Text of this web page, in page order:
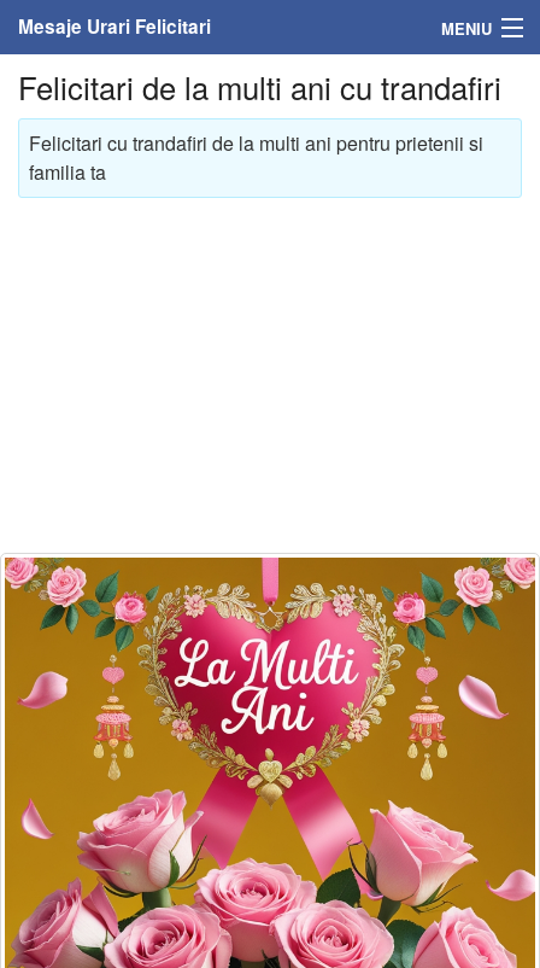
Mesaje Urari Felicitari MENIU
Home
Mesaje
Felicitari
Felicitari zile saptamana
Felicitari muzicale
Felicitari muzicale personalizate
Felicitari animate
Invitatii personalizate
Conecteaza-te
Felicitari de la multi ani cu trandafiri
Felicitari cu trandafiri de la multi ani pentru prietenii si
familia ta